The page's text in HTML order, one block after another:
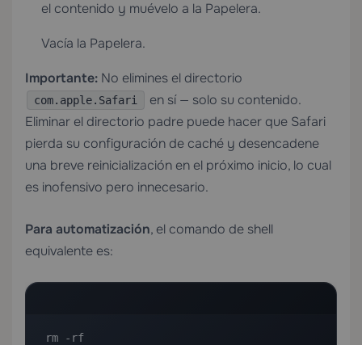
el contenido y muévelo a la Papelera.
Vacía la Papelera.
Importante: No elimines el directorio
com.apple.Safari
en sí — solo su contenido.
Eliminar el directorio padre puede hacer que Safari
pierda su configuración de caché y desencadene
una breve reinicialización en el próximo inicio, lo cual
es inofensivo pero innecesario.
Para automatización, el comando de shell
equivalente es:
rm -rf